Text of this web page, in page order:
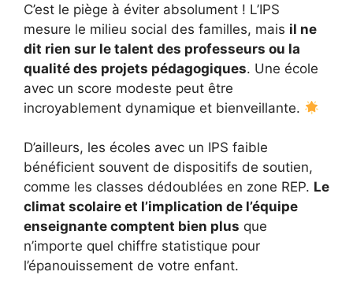
C’est le piège à éviter absolument ! L’IPS
mesure le milieu social des familles, mais il ne
dit rien sur le talent des professeurs ou la
qualité des projets pédagogiques. Une école
avec un score modeste peut être
incroyablement dynamique et bienveillante.
D’ailleurs, les écoles avec un IPS faible
bénéficient souvent de dispositifs de soutien,
comme les classes dédoublées en zone REP. Le
climat scolaire et l’implication de l’équipe
enseignante comptent bien plus que
n’importe quel chiffre statistique pour
l’épanouissement de votre enfant.